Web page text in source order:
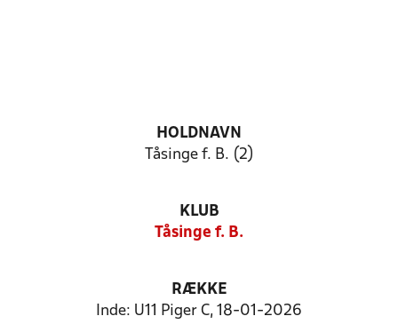
HOLDNAVN
Tåsinge f. B. (2)
KLUB
Tåsinge f. B.
RÆKKE
Inde: U11 Piger C, 18-01-2026